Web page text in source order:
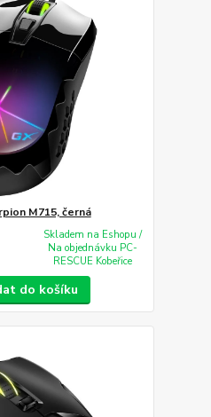
M715, černá
Skladem na Eshopu /
Na objednávku PC-
RESCUE Kobeřice
do košíku